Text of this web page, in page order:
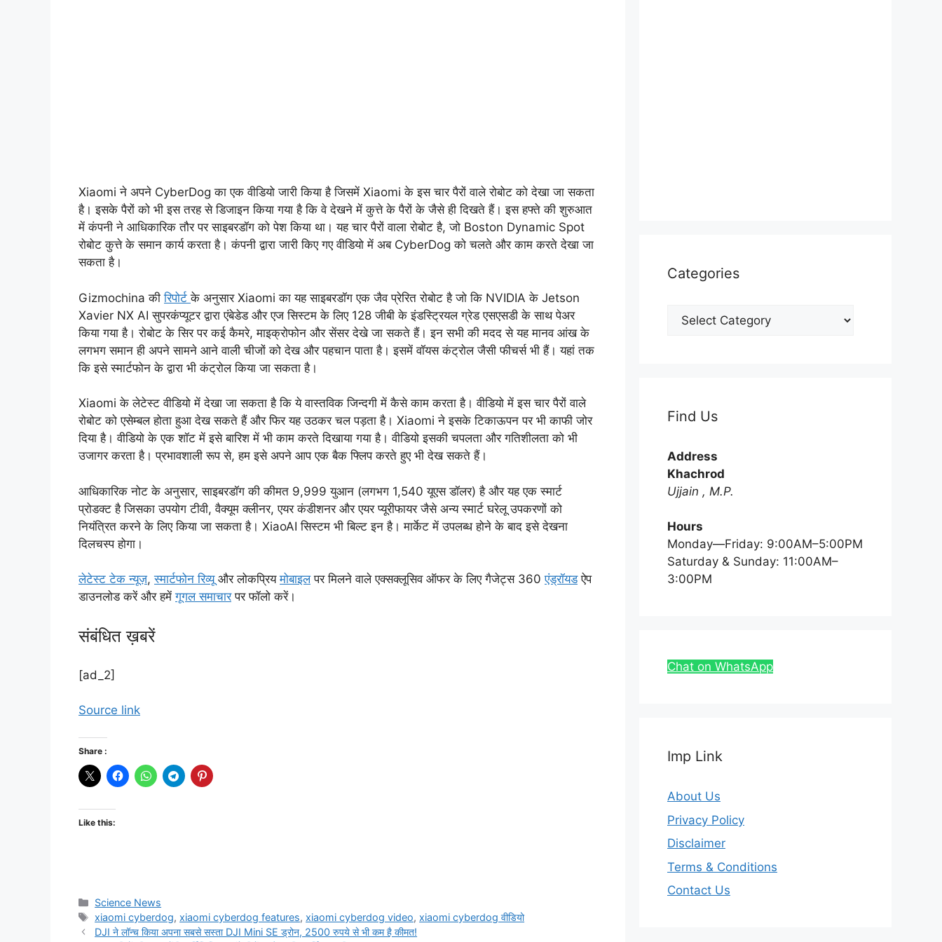
Xiaomi ने अपने CyberDog का एक वीडियो जारी किया है जिसमें Xiaomi के इस चार पैरों वाले रोबोट को देखा जा सकता
है। इसके पैरों को भी इस तरह से डिजाइन किया गया है कि वे देखने में कुत्ते के पैरों के जैसे ही दिखते हैं। इस हफ्ते की शुरुआत
में कंपनी ने आधिकारिक तौर पर साइबरडॉग को पेश किया था। यह चार पैरों वाला रोबोट है, जो Boston Dynamic Spot
रोबोट कुत्ते के समान कार्य करता है। कंपनी द्वारा जारी किए गए वीडियो में अब CyberDog को चलते और काम करते देखा जा
सकता है।
Gizmochina कीरिपोर्टके अनुसार Xiaomi का यह साइबरडॉग एक जैव प्रेरित रोबोट है जो कि NVIDIA के Jetson
Xavier NX AI सुपरकंप्यूटर द्वारा एंबेडेड और एज सिस्टम के लिए 128 जीबी के इंडस्ट्रियल ग्रेड एसएसडी के साथ पेअर
किया गया है। रोबोट के सिर पर कई कैमरे, माइक्रोफोन और सेंसर देखे जा सकते हैं। इन सभी की मदद से यह मानव आंख के
लगभग समान ही अपने सामने आने वाली चीजों को देख और पहचान पाता है। इसमें वॉयस कंट्रोल जैसी फीचर्स भी हैं। यहां तक
कि इसे स्मार्टफोन के द्वारा भी कंट्रोल किया जा सकता है।
Xiaomi के लेटेस्ट वीडियो में देखा जा सकता है कि ये वास्तविक जिन्दगी में कैसे काम करता है। वीडियो में इस चार पैरों वाले
रोबोट को एसेम्बल होता हुआ देख सकते हैं और फिर यह उठकर चल पड़ता है। Xiaomi ने इसके टिकाऊपन पर भी काफी जोर
दिया है। वीडियो के एक शॉट में इसे बारिश में भी काम करते दिखाया गया है। वीडियो इसकी चपलता और गतिशीलता को भी
उजागर करता है। प्रभावशाली रूप से, हम इसे अपने आप एक बैक फ्लिप करते हुए भी देख सकते हैं।
आधिकारिक नोट के अनुसार, साइबरडॉग की कीमत 9,999 युआन (लगभग 1,540 यूएस डॉलर) है और यह एक स्मार्ट
प्रोडक्ट है जिसका उपयोग टीवी, वैक्यूम क्लीनर, एयर कंडीशनर और एयर प्यूरीफायर जैसे अन्य स्मार्ट घरेलू उपकरणों को
नियंत्रित करने के लिए किया जा सकता है। XiaoAI सिस्टम भी बिल्ट इन है। मार्केट में उपलब्ध होने के बाद इसे देखना
दिलचस्प होगा।
लेटेस्ट टेक न्यूज़,स्मार्टफोन रिव्यूऔर लोकप्रियमोबाइलपर मिलने वाले एक्सक्लूसिव ऑफर के लिए गैजेट्स 360एंड्रॉयडऐप
डाउनलोड करें और हमेंगूगल समाचारपर फॉलो करें।
संबंधित ख़बरें
[ad_2]
Source link
Share :
Like this:
Science News
xiaomi cyberdog,xiaomi cyberdog features,xiaomi cyberdog video,xiaomi cyberdog वीडियो
DJI ने लॉन्च किया अपना सबसे सस्ता DJI Mini SE ड्रोन, 2500 रुपये से भी कम है कीमत!
Categories
Find Us
Address
Khachrod
Ujjain , M.P.
Hours
Monday—Friday: 9:00AM–5:00PM
Saturday & Sunday: 11:00AM–
3:00PM
Chat on WhatsApp
Imp Link
About Us
Privacy Policy
Disclaimer
Terms & Conditions
Contact Us